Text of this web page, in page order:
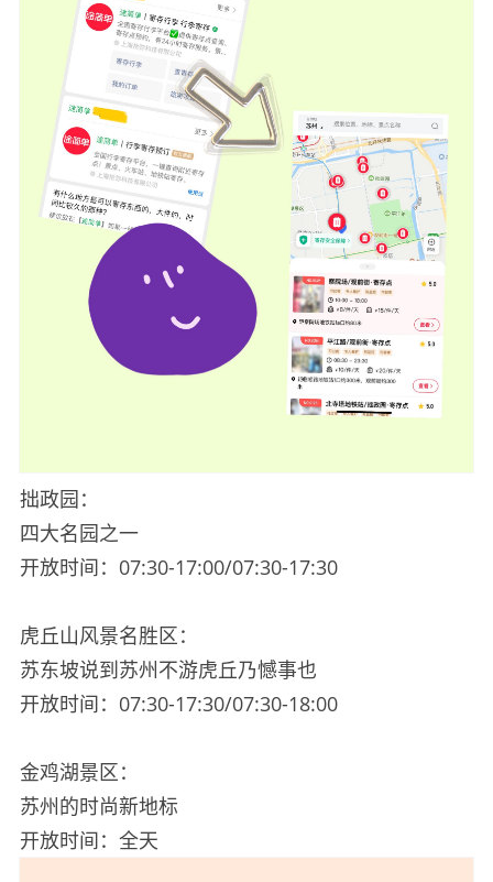
拙政园：
四大名园之一
开放时间：07:30-17:00/07:30-17:30
虎丘山风景名胜区：
苏东坡说到苏州不游虎丘乃憾事也
开放时间：07:30-17:30/07:30-18:00
金鸡湖景区：
苏州的时尚新地标
开放时间：全天